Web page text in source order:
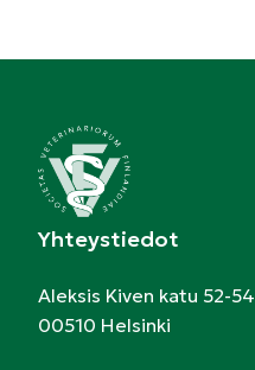
Yhteystiedot
Aleksis Kiven katu 52-54
00510 Helsinki